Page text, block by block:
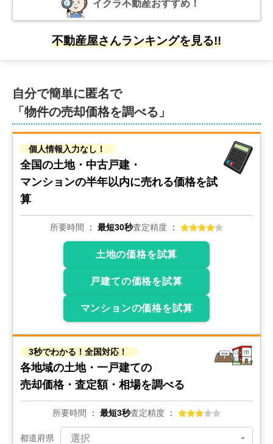
イクラ不動産おすすめ！
不動産屋さんランキングを見る!!
自分で簡単に匿名で
「物件の売却価格を調べる」
個人情報入力なし！
全国の土地・中古戸建・
マンションの半年以内に売れる価格を試
算
所要時間 最短30秒査定精度
土地の価格を試算
戸建ての価格を試算
マンションの価格を試算
3秒でわかる！全国対応！
各地域の土地・一戸建ての
売却価格・査定額・相場を調べる
所要時間 最短3秒査定精度
都道府県